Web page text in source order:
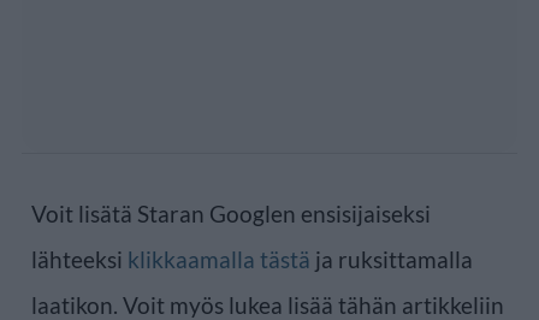
Voit lisätä Staran Googlen ensisijaiseksi
lähteeksi klikkaamalla tästä ja ruksittamalla
laatikon. Voit myös lukea lisää tähän artikkeliin